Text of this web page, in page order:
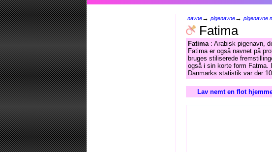
navne→ pigenavne→ pigenavne
Fatima
Fatima: Arabisk pigenavn,
Fatima er også navnet på
bruges stiliserede
også i sin korte form Fatma.
Danmarks statistik var der
Lav nemt en flot